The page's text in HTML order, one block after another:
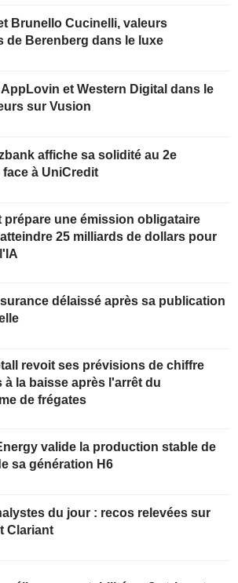
Brunello Cucinelli, valeurs
de Berenberg dans le luxe
et Western Digital dans le
sur Vusion
affiche sa solidité au 2e
à UniCredit
prépare une émission obligataire
25 milliards de dollars pour
délaissé après sa publication
revoit ses prévisions de chiffre
à la baisse après l'arrêt du
de frégates
valide la production stable de
sa génération H6
du jour : recos relevées sur
Clariant